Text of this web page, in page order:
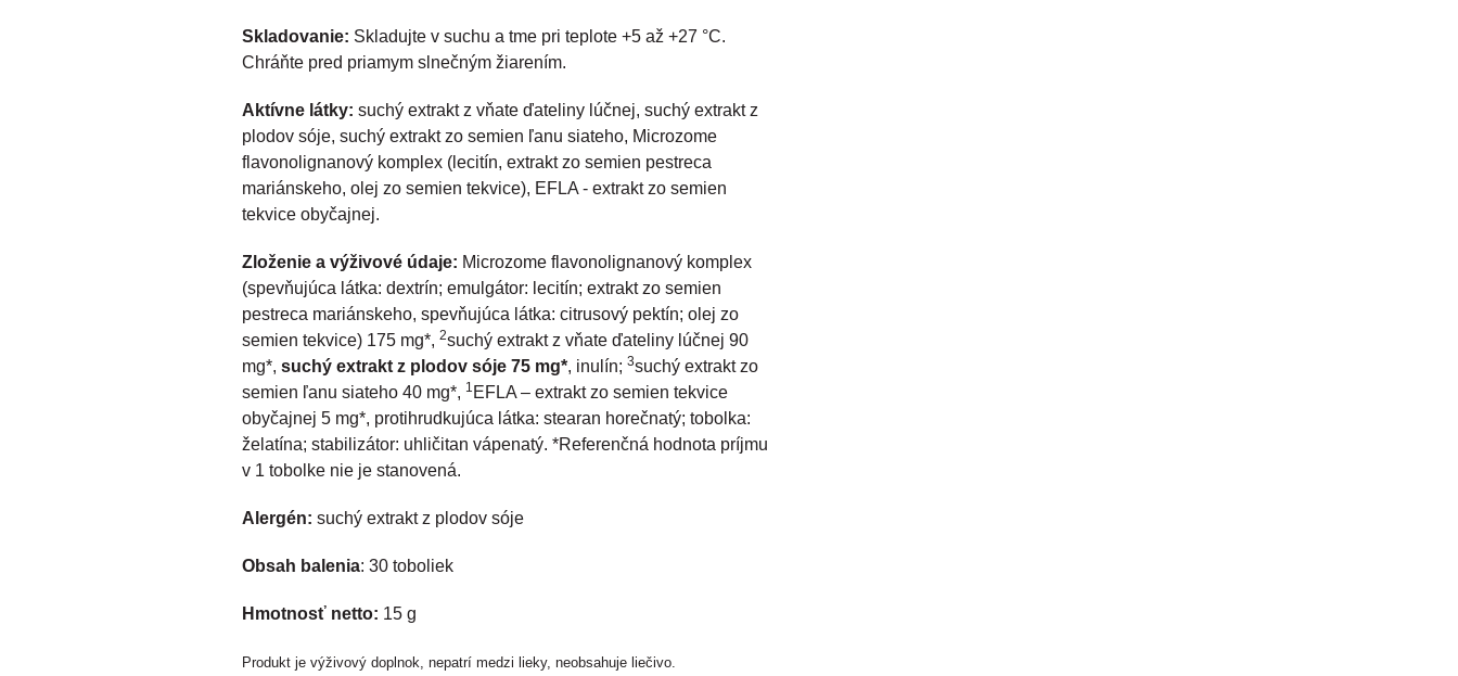
Skladovanie: Skladujte v suchu a tme pri teplote +5 až +27 °C.
Chráňte pred priamym slnečným žiarením.
Aktívne látky: suchý extrakt z vňate ďateliny lúčnej, suchý extrakt z
plodov sóje, suchý extrakt zo semien ľanu siateho, Microzome
flavonolignanový komplex (lecitín, extrakt zo semien pestreca
mariánskeho, olej zo semien tekvice), EFLA - extrakt zo semien
tekvice obyčajnej.
Zloženie a výživové údaje: Microzome flavonolignanový komplex
(spevňujúca látka: dextrín; emulgátor: lecitín; extrakt zo semien
pestreca mariánskeho, spevňujúca látka: citrusový pektín; olej zo
semien tekvice) 175 mg*, 2suchý extrakt z vňate ďateliny lúčnej 90
mg*, suchý extrakt z plodov sóje 75 mg*, inulín; 3suchý extrakt zo
semien ľanu siateho 40 mg*, 1 EFLA – extrakt zo semien tekvice
obyčajnej 5 mg*, protihrudkujúca látka: stearan horečnatý; tobolka:
želatína; stabilizátor: uhličitan vápenatý. *Referenčná hodnota príjmu
v 1 tobolke nie je stanovená.
Alergén: suchý extrakt z plodov sóje
Obsah balenia: 30 toboliek
Hmotnosť netto: 15 g
Produkt je výživový doplnok, nepatrí medzi lieky, neobsahuje liečivo.